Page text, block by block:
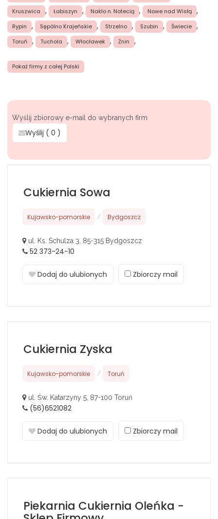
Kruszwica , Łabiszyn , Nakło n. Notecią , Nowe nad Wisłą ,
Rypin , Sępólno Krajeńskie , Strzelno , Szubin , Świecie ,
Toruń , Tuchola , Włocławek , Żnin ,
Pokaż firmy z całej Polski
Wyślij zbiorowy e-mail do wybranych firm
Wyślij ( 0 )
Cukiernia Sowa
Kujawsko-pomorskie / Bydgoszcz
ul. Ks. Schulza 3, 85-315 Bydgoszcz
52 373-24-10
Dodaj do ulubionych Zbiorczy mail
Cukiernia Zyska
Kujawsko-pomorskie / Toruń
ul. Św. Katarzyny 5, 87-100 Toruń
(56)6521082
Dodaj do ulubionych Zbiorczy mail
Piekarnia Cukiernia Oleńka -